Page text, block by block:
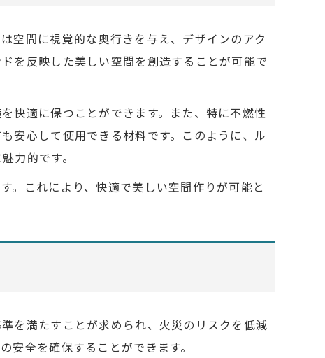
空間に視覚的な奥行きを与え、デザインのアク
を反映した美しい空間を創造することが可能で
快適に保つことができます。また、特に不燃性
安心して使用できる材料です。このように、ル
力的です。
。これにより、快適で美しい空間作りが可能と
を満たすことが求められ、火災のリスクを低減
全を確保することができます。